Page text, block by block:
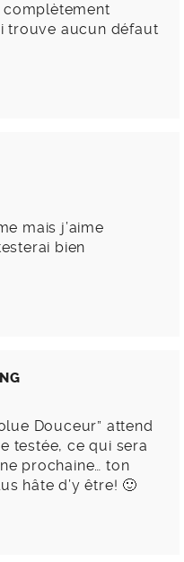
complètement
trouve aucun défaut
mais j’aime
bien
Douceur” attend
testée, ce qui sera
prochaine… ton
hâte d’y être! 🙂